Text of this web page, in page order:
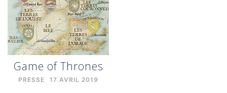
Game of Thrones
PRESSE 17 AVRIL 2019